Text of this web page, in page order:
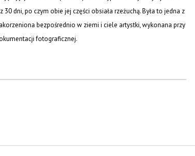
dni, po czym obie jej części obsiała rzeżuchą. Była to jedna z
bezpośrednio w ziemi i ciele artystki, wykonana przy
fotograficznej.